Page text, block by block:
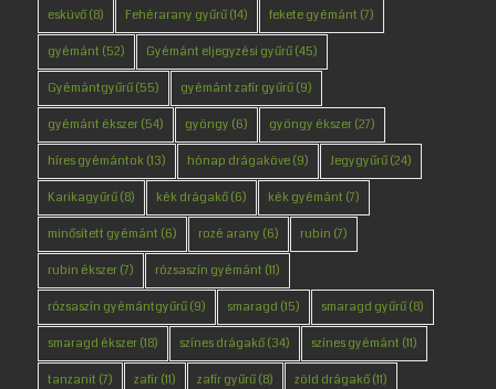
esküvő(8) Fehérarany gyűrű(14) fekete gyémánt (7)
gyémánt (52) Gyémánt eljegyzési gyűrű(45)
Gyémántgyűrű(55) gyémánt zafír gyűrű(9)
gyémánt ékszer(54) gyöngy (6) gyöngy ékszer(27)
híres gyémántok(13) hónap drágaköve(9) Jegygyűrű(24)
Karikagyűrű(8) kék drágakő(6) kék gyémánt (7)
minősített gyémánt (6) rozé arany (6) rubin (7)
rubin ékszer(7) rózsaszín gyémánt (11)
rózsaszín gyémántgyűrű(9) smaragd (15) smaragd gyűrű(8)
smaragd ékszer(18) színes drágakő(34) színes gyémánt (11)
tanzanit (7) zafír(11) zafír gyűrű(8) zöld drágakő(11)